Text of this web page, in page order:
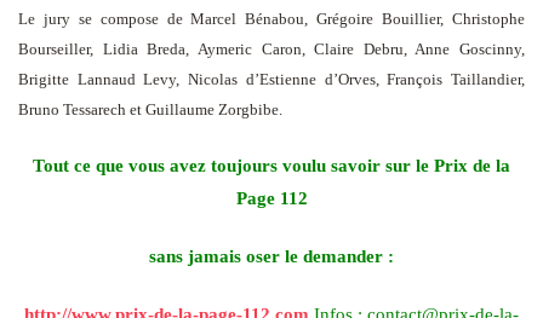
Le jury se compose de Marcel Bénabou, Grégoire Bouillier, Christophe
Bourseiller, Lidia Breda, Aymeric Caron, Claire Debru, Anne Goscinny,
Brigitte Lannaud Levy, Nicolas d’Estienne d’Orves, François Taillandier,
Bruno Tessarech et Guillaume Zorgbibe.
Tout ce que vous avez toujours voulu savoir sur le Prix de la
Page 112
sans jamais oser le demander :